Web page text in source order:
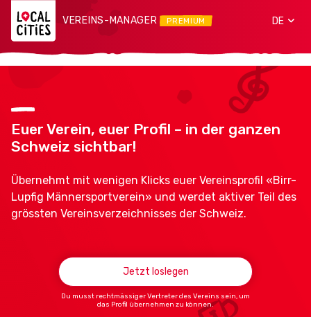
VEREINS-MANAGER PREMIUM DE
Euer Verein, euer Profil – in der ganzen
Schweiz sichtbar!
Übernehmt mit wenigen Klicks euer Vereinsprofil «Birr-
Lupfig Männersportverein» und werdet aktiver Teil des
grössten Vereinsverzeichnisses der Schweiz.
Jetzt loslegen
Du musst rechtmässiger Vertreter des Vereins sein, um
das Profil übernehmen zu können.